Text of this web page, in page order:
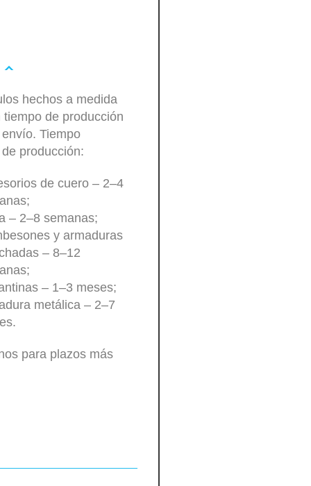
hechos a medida
tiempo de producción
Tiempo
producción:
de cuero – 2–4
– 2–8 semanas;
y armaduras
– 8–12
– 1–3 meses;
metálica – 2–7
para plazos más